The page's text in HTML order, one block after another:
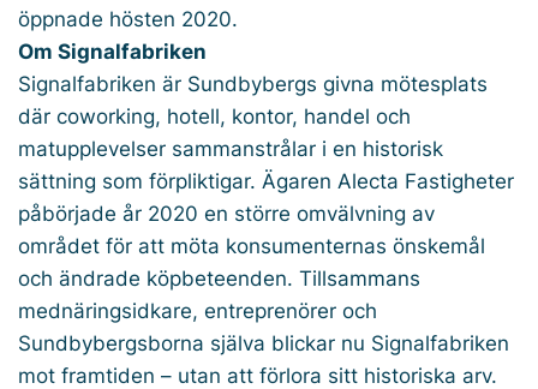
öppnade hösten 2020.
Om Signalfabriken
Signalfabriken är Sundbybergs givna mötesplats
där coworking, hotell, kontor, handel och
matupplevelser sammanstrålar i en historisk
sättning som förpliktigar. Ägaren Alecta Fastigheter
påbörjade år 2020 en större omvälvning av
området för att möta konsumenternas önskemål
och ändrade köpbeteenden. Tillsammans
mednäringsidkare, entreprenörer och
Sundbybergsborna själva blickar nu Signalfabriken
mot framtiden – utan att förlora sitt historiska arv.